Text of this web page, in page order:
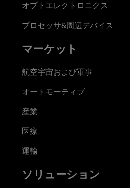
オプトエレクトロニクス
プロセッサ&周辺デバイス
マーケット
航空宇宙および軍事
オートモーティブ
産業
医療
運輸
ソリューション